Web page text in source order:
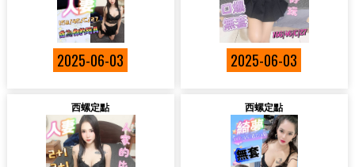
2025-06-03 2025-06-03
西螺定點 西螺定點